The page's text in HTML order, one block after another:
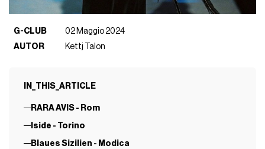
G-CLUB
02 Maggio 2024
AUTOR
Kettj Talon
IN_THIS_ARTICLE
RARA AVIS - Rom
Iside - Torino
Blaues Sizilien - Modica